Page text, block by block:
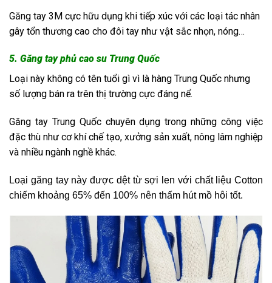
Găng tay 3M cực hữu dụng khi tiếp xúc với các loại tác nhân
gây tổn thương cao cho đôi tay như vật sắc nhọn, nóng…
5. Găng tay phủ cao su Trung Quốc
Loại này không có tên tuổi gì vì là hàng Trung Quốc nhưng
số lượng bán ra trên thị trường cực đáng nể.
Găng tay Trung Quốcchuyên dụng trong những công việc
đặc thù như cơ khí chế tạo, xưởng sản xuất, nông lâm nghiệp
và nhiều ngành nghề khác.
Loại găng tay này được dệt từ sợi len với chất liệu Cotton
chiếm khoảng 65% đến 100% nên thấm hút mồ hôi tốt.